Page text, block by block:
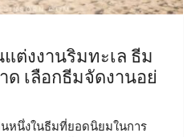
ต่งงานริมทะเล ธีม
เลือกธีมจัดงานอย่
นหนึ่งในธีมที่ยอดนิยมในการ